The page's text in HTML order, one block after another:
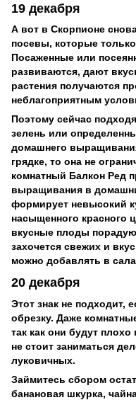
19 декабря
А вот в Скорпионе
посевы, которые
Посаженные или
развиваются, дают
растения получаются
неблагоприятным
Поэтому сейчас
зелень или
домашнего
грядке, то она не
комнатный Балкон Ред
выращивания в
формирует невысокий
насыщенного красного
вкусные плоды
захочется свежих и
можно добавлять в
20 декабря
Этот знак не подходит,
обрезку. Даже
так как они будут
не стоит заниматься
луковичных.
Займитесь сбором
банановая шкурка,